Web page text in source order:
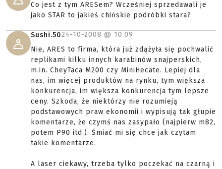
Co jest z tym ARESem? Wcześniej sprzedawali je
jako STAR to jakieś chińskie podróbki stara?
Sushi.5024-10-2008 @ 10:09
Nie, ARES to firma, która już zdążyła się pochwalić
replikami kilku innych karabinów snajperskich,
m.in. CheyTaca M200 czy MiniHecate. Lepiej dla
nas, im więcej produktów na rynku, tym większa
konkurencja, im większa konkurencja tym lepsze
ceny. Szkoda, że niektórzy nie rozumieją
podstawowych praw ekonomii i wypisują tak głupie
komentarze, że czymś nas zasypało (najpierw m82,
potem P90 itd.). Śmiać mi się chce jak czytam
takie komentarze.
A laser ciekawy, trzeba tylko poczekać na czarną i